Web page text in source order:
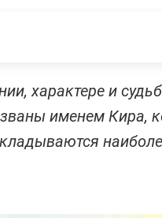
характере и
именем Кира,